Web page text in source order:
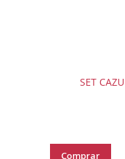
SET
Comprar